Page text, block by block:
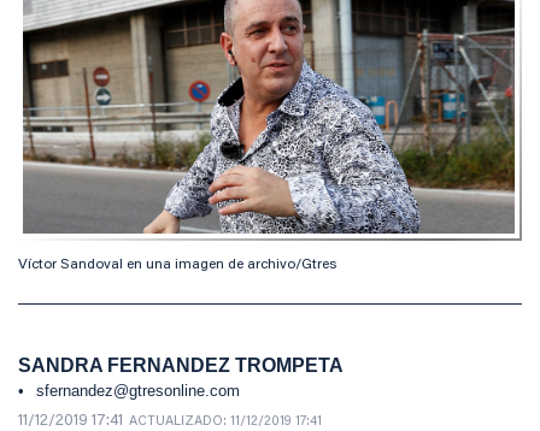
Víctor Sandoval en una imagen de archivo/Gtres
SANDRA FERNANDEZ TROMPETA
sfernandez@gtresonline.com
11/12/2019 17:41 ACTUALIZADO: 11/12/2019 17:41